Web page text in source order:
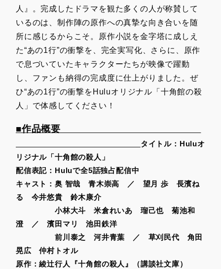
人』。完成したドラマを観た多くの人が称賛して
いるのは、制作陣の原作への真摯な向き合いを随
所に感じるからこそ。原作小説を金字塔に成しえ
た“あの1行”の衝撃を、完全実写化、さらに、原作
で息づいていたキャラクターたちが映像で躍動
し、ファンも納得の完成度に仕上がりました。ぜ
ひ“あの1行”の衝撃をHuluオリジナル「十角館の殺
人」で体感してください！
■作品概要
タイトル：Huluオ
リジナル「十角館の殺人」
配信表記：Huluで全5話独占配信中
キャスト：奥 智哉 青木崇高 ／ 望月 歩 長濱ね
る 今井悠貴 鈴木康介
小林大斗 米倉れいあ 瑠己也 菊池和
澄 ／ 濱田マリ 池田鉄洋
前川泰之 河井青葉 ／ 草刈民代 角田
晃広 仲村トオル
原作：綾辻行人『十角館の殺人』（講談社文庫）